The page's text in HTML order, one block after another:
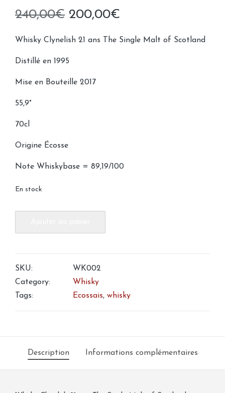
240,00€ Le
prix
initial
était :
200,00€
prix
Whisky Clynelish 21 ans The Single Malt of Scotland
Distillé en 1995
Mise en Bouteille 2017
55,9°
70cl
Origine Écosse
Note Whiskybase = 89,19/100
En stock
Single
Malt
Scotland
SKU:
WK002
Category:
Whisky
Tags:
Ecossais, whisky
Description Informations complémentaires